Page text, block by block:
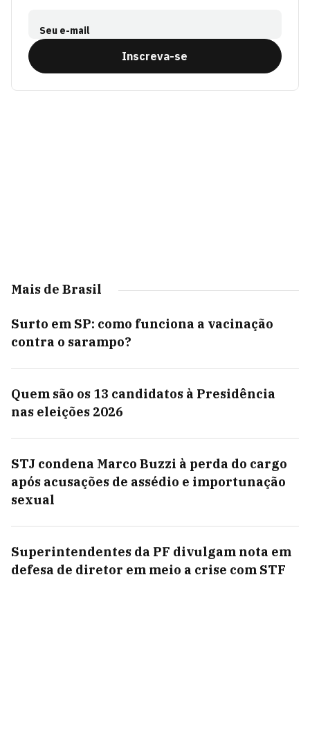
Seu e-mail
Inscreva-se
Mais de Brasil
Surto em SP: como funciona a vacinação
contra o sarampo?
Quem são os 13 candidatos à Presidência
nas eleições 2026
STJ condena Marco Buzzi à perda do cargo
após acusações de assédio e importunação
sexual
Superintendentes da PF divulgam nota em
defesa de diretor em meio a crise com STF